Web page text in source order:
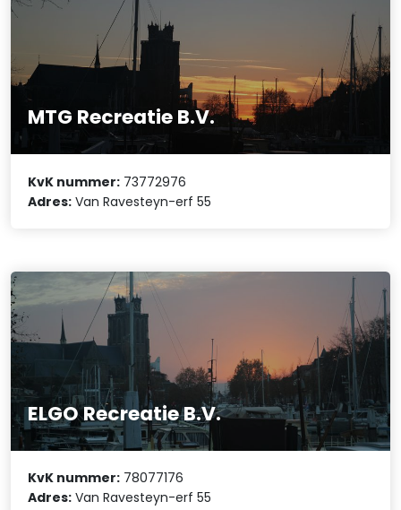
MTG Recreatie B.V.
KvK nummer: 73772976
Adres: Van Ravesteyn-erf 55
ELGO Recreatie B.V.
KvK nummer: 78077176
Adres: Van Ravesteyn-erf 55